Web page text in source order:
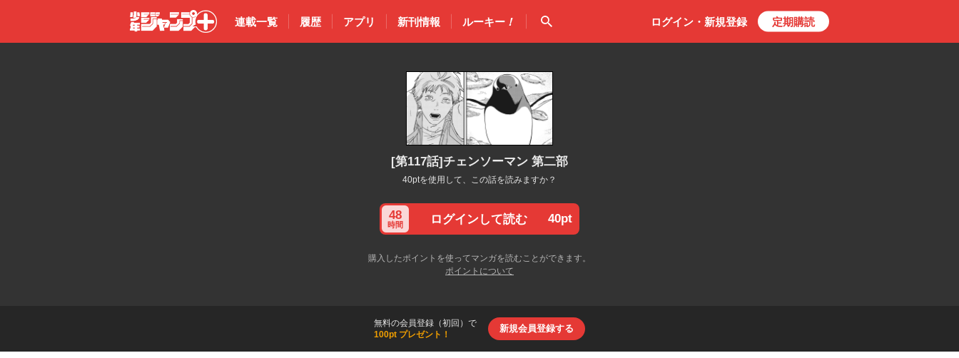
少年ジャン
連載一覧 履歴 アプリ 新刊情報 ルーキー！ 検索 ログイン・ 新規登録 定期購読
[第117話]チェンソーマン 第二部
40ptを使用して、この話を読みますか？
48
時間 ログインして読む 40pt
購入したポイントを使ってマンガを読むことができます。
ポイントについて
無料の会員登録（初回）で
100pt プレゼント！
新規会員登録する